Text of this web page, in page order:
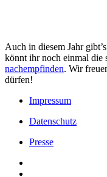
Auch in diesem Jahr
könnt ihr noch einmal die
nachempfinden. Wir
dürfen!
Impressum
Datenschutz
Presse